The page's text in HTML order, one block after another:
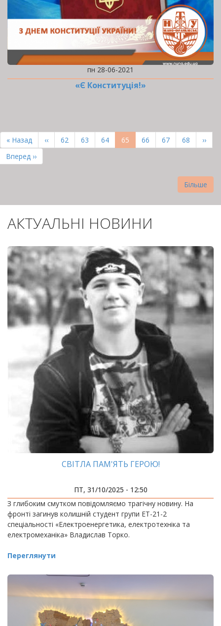
пн 28-06-2021
«Є Конституція!»
НА
СТОРІНКИ
Перша
сторінка
« Назад
Попередня
сторінка
‹‹ Page
62 Page
63 Page
64
Поточна
сторінка
65 Page
66 Page
67 Page
68
››
Остання
сторінка
Вперед ››
Більше
АКТУАЛЬНІ НОВИНИ
СВІТЛА ПАМ'ЯТЬ ГЕРОЮ!
ПТ, 31/10/2025 - 12:50
З глибоким смутком повідомляємо трагічну новину. На
фронті загинув колишній студент групи ЕТ-21-2
спеціальності «Електроенергетика, електротехніка та
електромеханіка» Владислав Торко.
Переглянути